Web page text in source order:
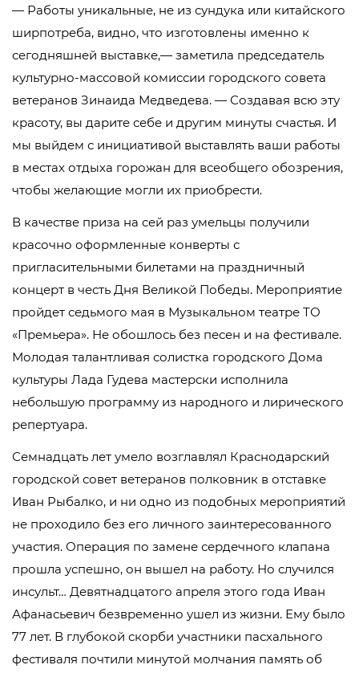
— Работы уникальные, не из сундука или китайского
ширпотреба, видно, что изготовлены именно к
сегодняшней выставке,— заметила председатель
культурно-массовой комиссии городского совета
ветеранов Зинаида Медведева. — Создавая всю эту
красоту, вы дарите себе и другим минуты счастья. И
мы выйдем с инициативой выставлять ваши работы
в местах отдыха горожан для всеобщего обозрения,
чтобы желающие могли их приобрести.
В качестве приза на сей раз умельцы получили
красочно оформленные конверты с
пригласительными билетами на праздничный
концерт в честь Дня Великой Победы. Мероприятие
пройдет седьмого мая в Музыкальном театре ТО
«Премьера». Не обошлось без песен и на фестивале.
Молодая талантливая солистка городского Дома
культуры Лада Гудева мастерски исполнила
небольшую программу из народного и лирического
репертуара.
Семнадцать лет умело возглавлял Краснодарский
городской совет ветеранов полковник в отставке
Иван Рыбалко, и ни одно из подобных мероприятий
не проходило без его личного заинтересованного
участия. Операция по замене сердечного клапана
прошла успешно, он вышел на работу. Но случился
инсульт… Девятнадцатого апреля этого года Иван
Афанасьевич безвременно ушел из жизни. Ему было
77 лет. В глубокой скорби участники пасхального
фестиваля почтили минутой молчания память об